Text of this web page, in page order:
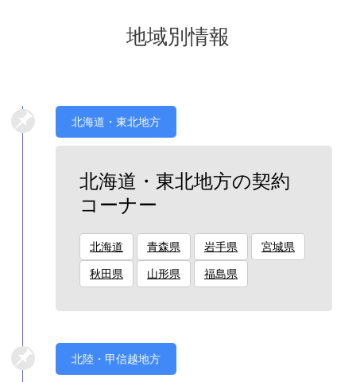
地域別情報
北海道・東北地方
北海道・東北地方の契約
コーナー
北海道 青森県 岩手県 宮城県
秋田県 山形県 福島県
北陸・甲信越地方